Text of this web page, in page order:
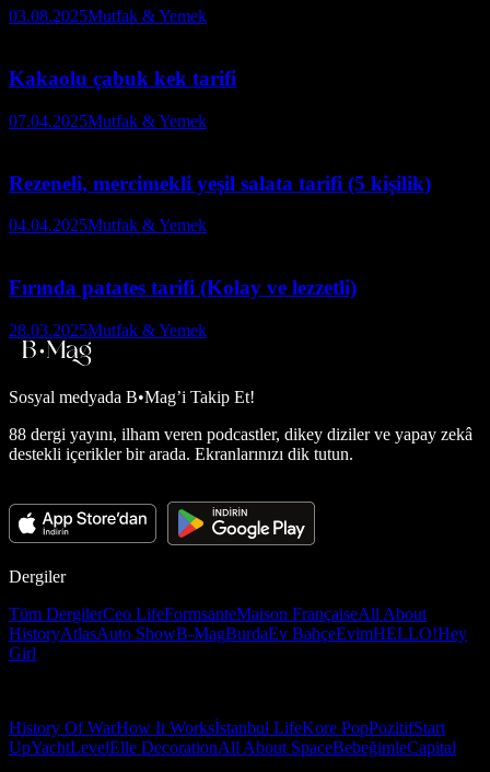
03.08.2025Mutfak & Yemek
Kakaolu çabuk kek tarifi
07.04.2025Mutfak & Yemek
Rezeneli, mercimekli yeşil salata tarifi (5 kişilik)
04.04.2025Mutfak & Yemek
Fırında patates tarifi (Kolay ve lezzetli)
28.03.2025Mutfak & Yemek
Sosyal medyada B•Mag’i Takip Et!
88 dergi yayını, ilham veren podcastler, dikey diziler ve yapay zekâ
destekli içerikler bir arada. Ekranlarınızı dik tutun.
Dergiler
Tüm DergilerCeo LifeFormsanteMaison FrançaiseAll About
HistoryAtlasAuto ShowB-MagBurdaEv BahçeEvimHELLO!Hey
Girl
History Of WarHow It Worksİstanbul LifeKore PopPozitifStart
UpYachtLevelElle DecorationAll About SpaceBebeğimleCapital